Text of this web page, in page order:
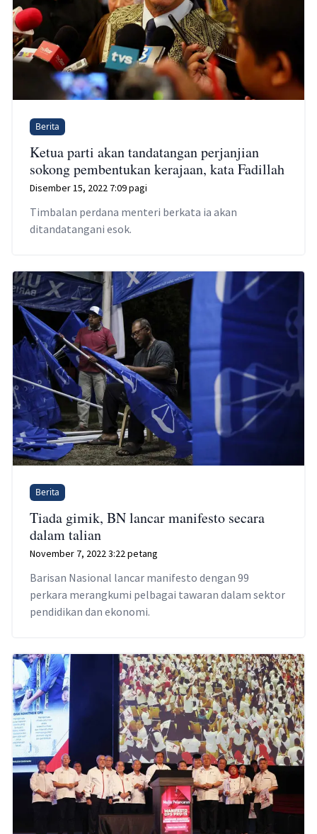
Berita
Ketua parti akan tandatangan perjanjian
sokong pembentukan kerajaan, kata Fadillah
Disember 15, 2022 7:09 pagi
Timbalan perdana menteri berkata ia akan
ditandatangani esok.
Berita
Tiada gimik, BN lancar manifesto secara
dalam talian
November 7, 2022 3:22 petang
Barisan Nasional lancar manifesto dengan 99
perkara merangkumi pelbagai tawaran dalam sektor
pendidikan dan ekonomi.